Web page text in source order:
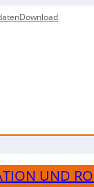
Download
UND